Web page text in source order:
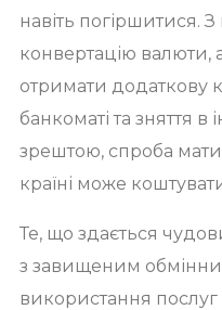
навіть погіршитися. З
конвертацію валюти,
отримати додаткову
банкоматі та зняття в
зрештою, спроба мати
країні може
Те, що здається
з завищеним
використання послуг